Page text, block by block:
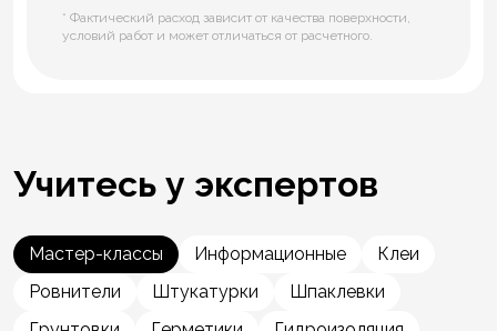
* Фактический расход зависит от качества поверхности,
условий работ и может отличаться от расчетного.
Учитесь у экспертов
Мастер-классы Информационные
Клеи
Ровнители
Штукатурки
Шпаклевки